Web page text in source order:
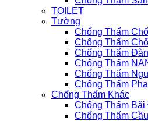
TOILET
Tường
Chống Thấm
Chống Thấm
Chống Thấm
Chống Thấm
Chống Thấm
Chống Thấm
Chống Thấm Khác
Chống Thấm
Chống Thấm